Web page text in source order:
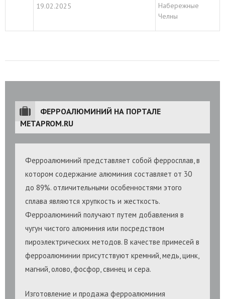
19.02.2025
Набережные
Челны
ФЕРРОАЛЮМИНИЙ НА ПОРТАЛЕ
METAPROM.RU
Ферроалюминий представляет собой ферросплав, в
котором содержание алюминия составляет от 30
до 89%. отличительными особенностями этого
сплава являются хрупкость и жесткость.
Ферроалюминий получают путем добавления в
чугун чистого алюминия или посредством
пироэлектрических методов. В качестве примесей в
ферроалюминии присутствуют кремний, медь, цинк,
магний, олово, фосфор, свинец и сера.
Изготовление и продажа ферроалюминия